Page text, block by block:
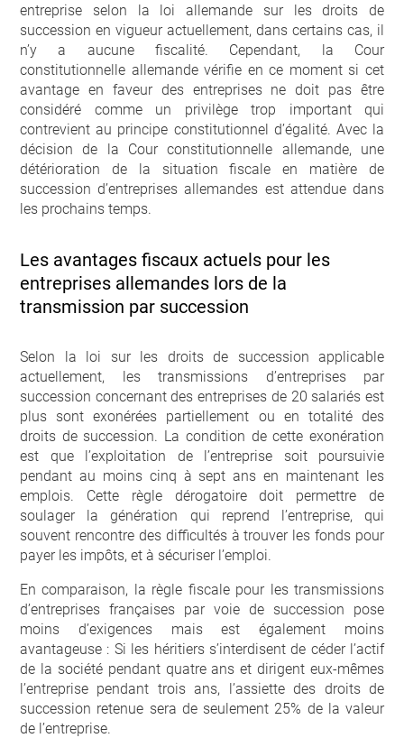
entreprise selon la loi allemande sur les droits de
succession en vigueur actuellement, dans certains cas, il
n’y a aucune fiscalité. Cependant, la Cour
constitutionnelle allemande vérifie en ce moment si cet
avantage en faveur des entreprises ne doit pas être
considéré comme un privilège trop important qui
contrevient au principe constitutionnel d’égalité. Avec la
décision de la Cour constitutionnelle allemande, une
détérioration de la situation fiscale en matière de
succession d’entreprises allemandes est attendue dans
les prochains temps.
Les avantages fiscaux actuels pour les
entreprises allemandes lors de la
transmission par succession
Selon la loi sur les droits de succession applicable
actuellement, les transmissions d’entreprises par
succession concernant des entreprises de 20 salariés est
plus sont exonérées partiellement ou en totalité des
droits de succession. La condition de cette exonération
est que l’exploitation de l’entreprise soit poursuivie
pendant au moins cinq à sept ans en maintenant les
emplois. Cette règle dérogatoire doit permettre de
soulager la génération qui reprend l’entreprise, qui
souvent rencontre des difficultés à trouver les fonds pour
payer les impôts, et à sécuriser l’emploi.
En comparaison, la règle fiscale pour les transmissions
d’entreprises françaises par voie de succession pose
moins d’exigences mais est également moins
avantageuse : Si les héritiers s’interdisent de céder l’actif
de la société pendant quatre ans et dirigent eux-mêmes
l’entreprise pendant trois ans, l’assiette des droits de
succession retenue sera de seulement 25% de la valeur
de l’entreprise.